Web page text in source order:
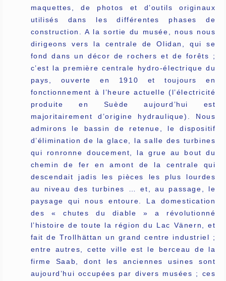
maquettes, de photos et d’outils originaux
utilisés dans les différentes phases de
construction. A la sortie du musée, nous nous
dirigeons vers la centrale de Olidan, qui se
fond dans un décor de rochers et de forêts ;
c’est la première centrale hydro-électrique du
pays, ouverte en 1910 et toujours en
fonctionnement à l’heure actuelle (l’électricité
produite en Suède aujourd’hui est
majoritairement d’origine hydraulique). Nous
admirons le bassin de retenue, le dispositif
d’élimination de la glace, la salle des turbines
qui ronronne doucement, la grue au bout du
chemin de fer en amont de la centrale qui
descendait jadis les pièces les plus lourdes
au niveau des turbines … et, au passage, le
paysage qui nous entoure. La domestication
des « chutes du diable » a révolutionné
l’histoire de toute la région du Lac Vänern, et
fait de Trollhättan un grand centre industriel ;
entre autres, cette ville est le berceau de la
firme Saab, dont les anciennes usines sont
aujourd’hui occupées par divers musées ; ces